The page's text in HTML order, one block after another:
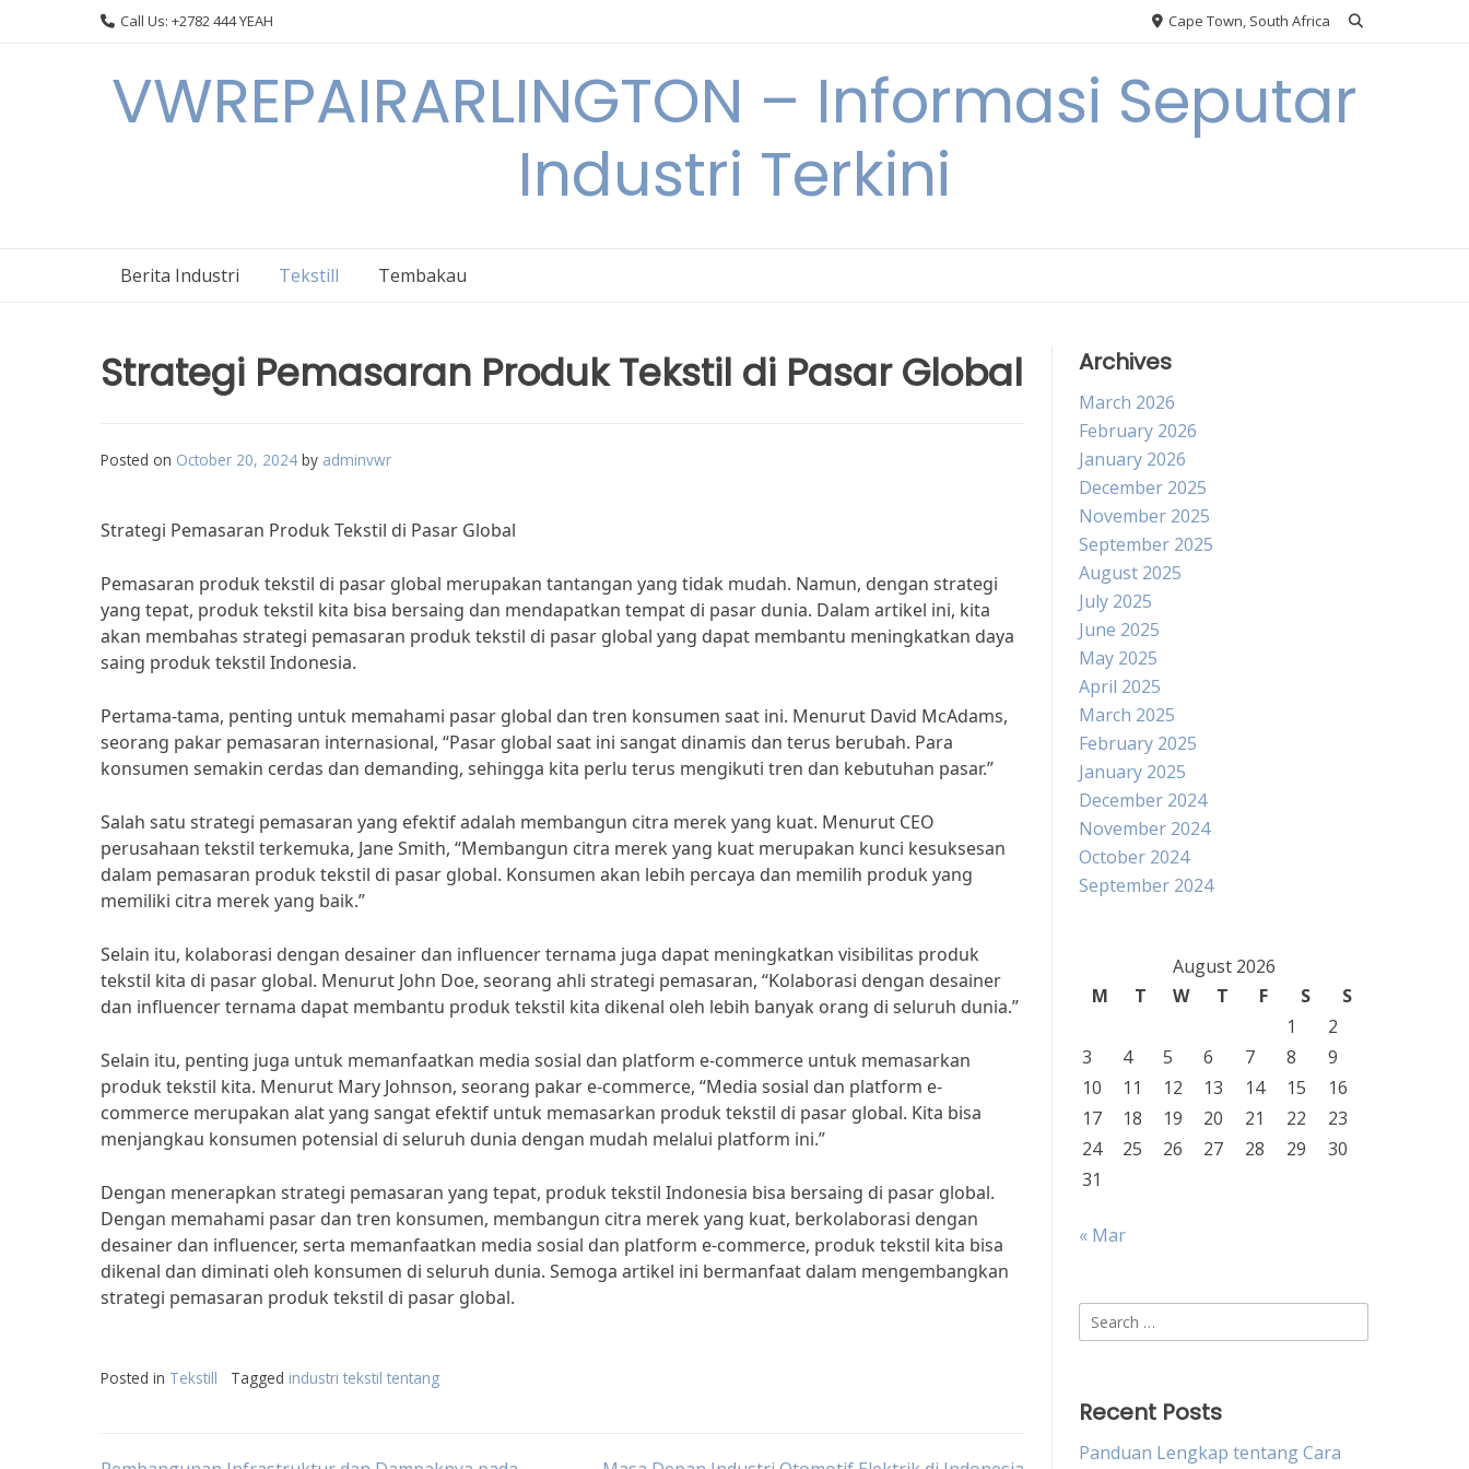
Call Us: +2782 444 YEAH Cape Town, South Africa
VWREPAIRARLINGTON – Informasi Seputar
Industri Terkini
Berita Industri Tekstill Tembakau
Strategi Pemasaran Produk Tekstil di Pasar Global
Posted on October 20, 2024 by adminvwr
Strategi Pemasaran Produk Tekstil di Pasar Global
Pemasaran produk tekstil di pasar global merupakan tantangan yang tidak mudah. Namun, dengan strategi
yang tepat, produk tekstil kita bisa bersaing dan mendapatkan tempat di pasar dunia. Dalam artikel ini, kita
akan membahas strategi pemasaran produk tekstil di pasar global yang dapat membantu meningkatkan daya
saing produk tekstil Indonesia.
Pertama-tama, penting untuk memahami pasar global dan tren konsumen saat ini. Menurut David McAdams,
seorang pakar pemasaran internasional, “Pasar global saat ini sangat dinamis dan terus berubah. Para
konsumen semakin cerdas dan demanding, sehingga kita perlu terus mengikuti tren dan kebutuhan pasar.”
Salah satu strategi pemasaran yang efektif adalah membangun citra merek yang kuat. Menurut CEO
perusahaan tekstil terkemuka, Jane Smith, “Membangun citra merek yang kuat merupakan kunci kesuksesan
dalam pemasaran produk tekstil di pasar global. Konsumen akan lebih percaya dan memilih produk yang
memiliki citra merek yang baik.”
Selain itu, kolaborasi dengan desainer dan influencer ternama juga dapat meningkatkan visibilitas produk
tekstil kita di pasar global. Menurut John Doe, seorang ahli strategi pemasaran, “Kolaborasi dengan desainer
dan influencer ternama dapat membantu produk tekstil kita dikenal oleh lebih banyak orang di seluruh dunia.”
Selain itu, penting juga untuk memanfaatkan media sosial dan platform e-commerce untuk memasarkan
produk tekstil kita. Menurut Mary Johnson, seorang pakar e-commerce, “Media sosial dan platform e-
commerce merupakan alat yang sangat efektif untuk memasarkan produk tekstil di pasar global. Kita bisa
menjangkau konsumen potensial di seluruh dunia dengan mudah melalui platform ini.”
Dengan menerapkan strategi pemasaran yang tepat, produk tekstil Indonesia bisa bersaing di pasar global.
Dengan memahami pasar dan tren konsumen, membangun citra merek yang kuat, berkolaborasi dengan
desainer dan influencer, serta memanfaatkan media sosial dan platform e-commerce, produk tekstil kita bisa
dikenal dan diminati oleh konsumen di seluruh dunia. Semoga artikel ini bermanfaat dalam mengembangkan
strategi pemasaran produk tekstil di pasar global.
Posted in Tekstill Tagged industri tekstil tentang
Archives
March 2026
February 2026
January 2026
December 2025
November 2025
September 2025
August 2025
July 2025
June 2025
May 2025
April 2025
March 2025
February 2025
January 2025
December 2024
November 2024
October 2024
September 2024
August 2026
M
T W T F S
S
1
2
3
4 5 6 7 8
9
10
11 12 13 14 15
16
17
18 19 20 21 22
23
24
25 26 27 28 29
30
31
« Mar
Search
for:
Recent Posts
Panduan Lengkap tentang Cara